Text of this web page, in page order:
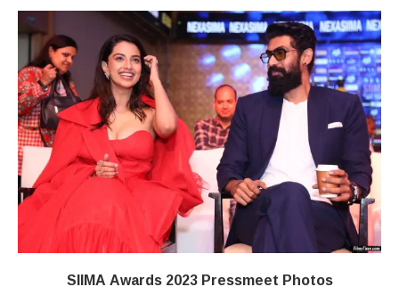
SIIMA Awards 2023 Pressmeet Photos